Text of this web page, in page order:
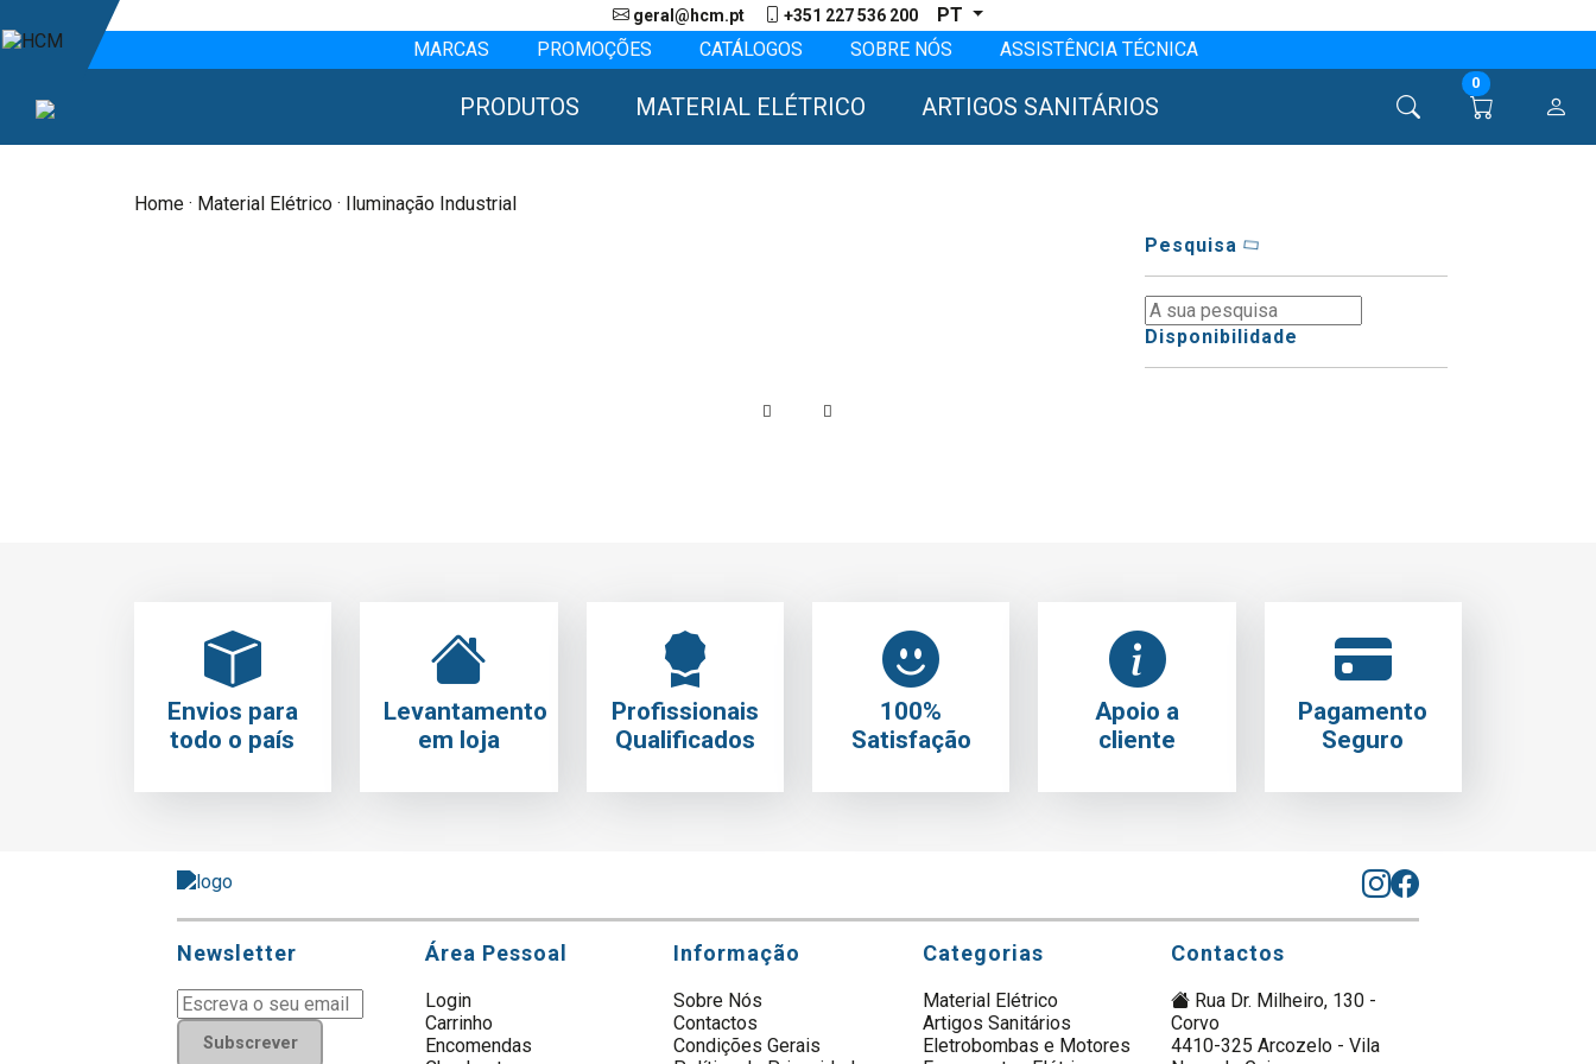
geral@hcm.pt +351 227 536 200
PT
MARCAS
PROMOÇÕES CATÁLOGOS SOBRE NÓS ASSISTÊNCIA TÉCNICA
PRODUTOS MATERIAL ELÉTRICO ARTIGOS SANITÁRIOS
0
Home· Material Elétrico· Iluminação Industrial
Pesquisa
Disponibilidade
Envios para
todo o país
Levantamento
em loja
Profissionais
Qualificados
100%
Satisfação
Apoio a
cliente
Pagamento
Seguro
Newsletter
Subscrever
Área Pessoal
Login
Carrinho
Encomendas
Informação
Sobre Nós
Contactos
Condições Gerais
Categorias
Material Elétrico
Artigos Sanitários
Eletrobombas e Motores
Contactos
Rua Dr. Milheiro, 130 -
Corvo
4410-325 Arcozelo - Vila